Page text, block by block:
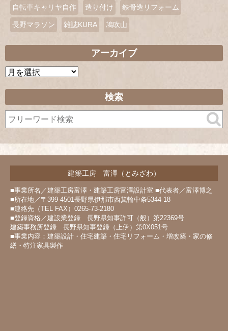
自転車キャリヤ自作 造り付け 鉄骨造リフォーム
長野マラソン 雑誌KURA 鳩吹山
アーカイブ
ア
イ
ブ
検索
建築工房 富澤（とみざわ）
■事業所名／建築工房富澤・建築工房富澤設計室 ■代表者／富澤博之
■所在地／〒399-4501長野県伊那市西箕輪中条5344-18
■連絡先（TEL FAX）0265-73-2180
■登録資格／建設業登録 長野県知事許可（般）第22369号
建築事務所登録 長野県知事登録（上伊）第0X051号
■事業内容：建築設計・住宅建築・住宅リフォーム・増改築・家の修
繕・特注家具製作